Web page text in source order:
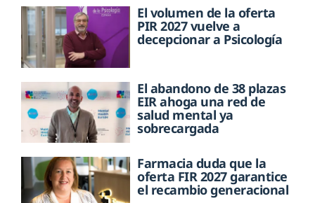
El volumen de la oferta
PIR 2027 vuelve a
decepcionar a Psicología
El abandono de 38 plazas
EIR ahoga una red de
salud mental ya
sobrecargada
Farmacia duda que la
oferta FIR 2027 garantice
el recambio generacional